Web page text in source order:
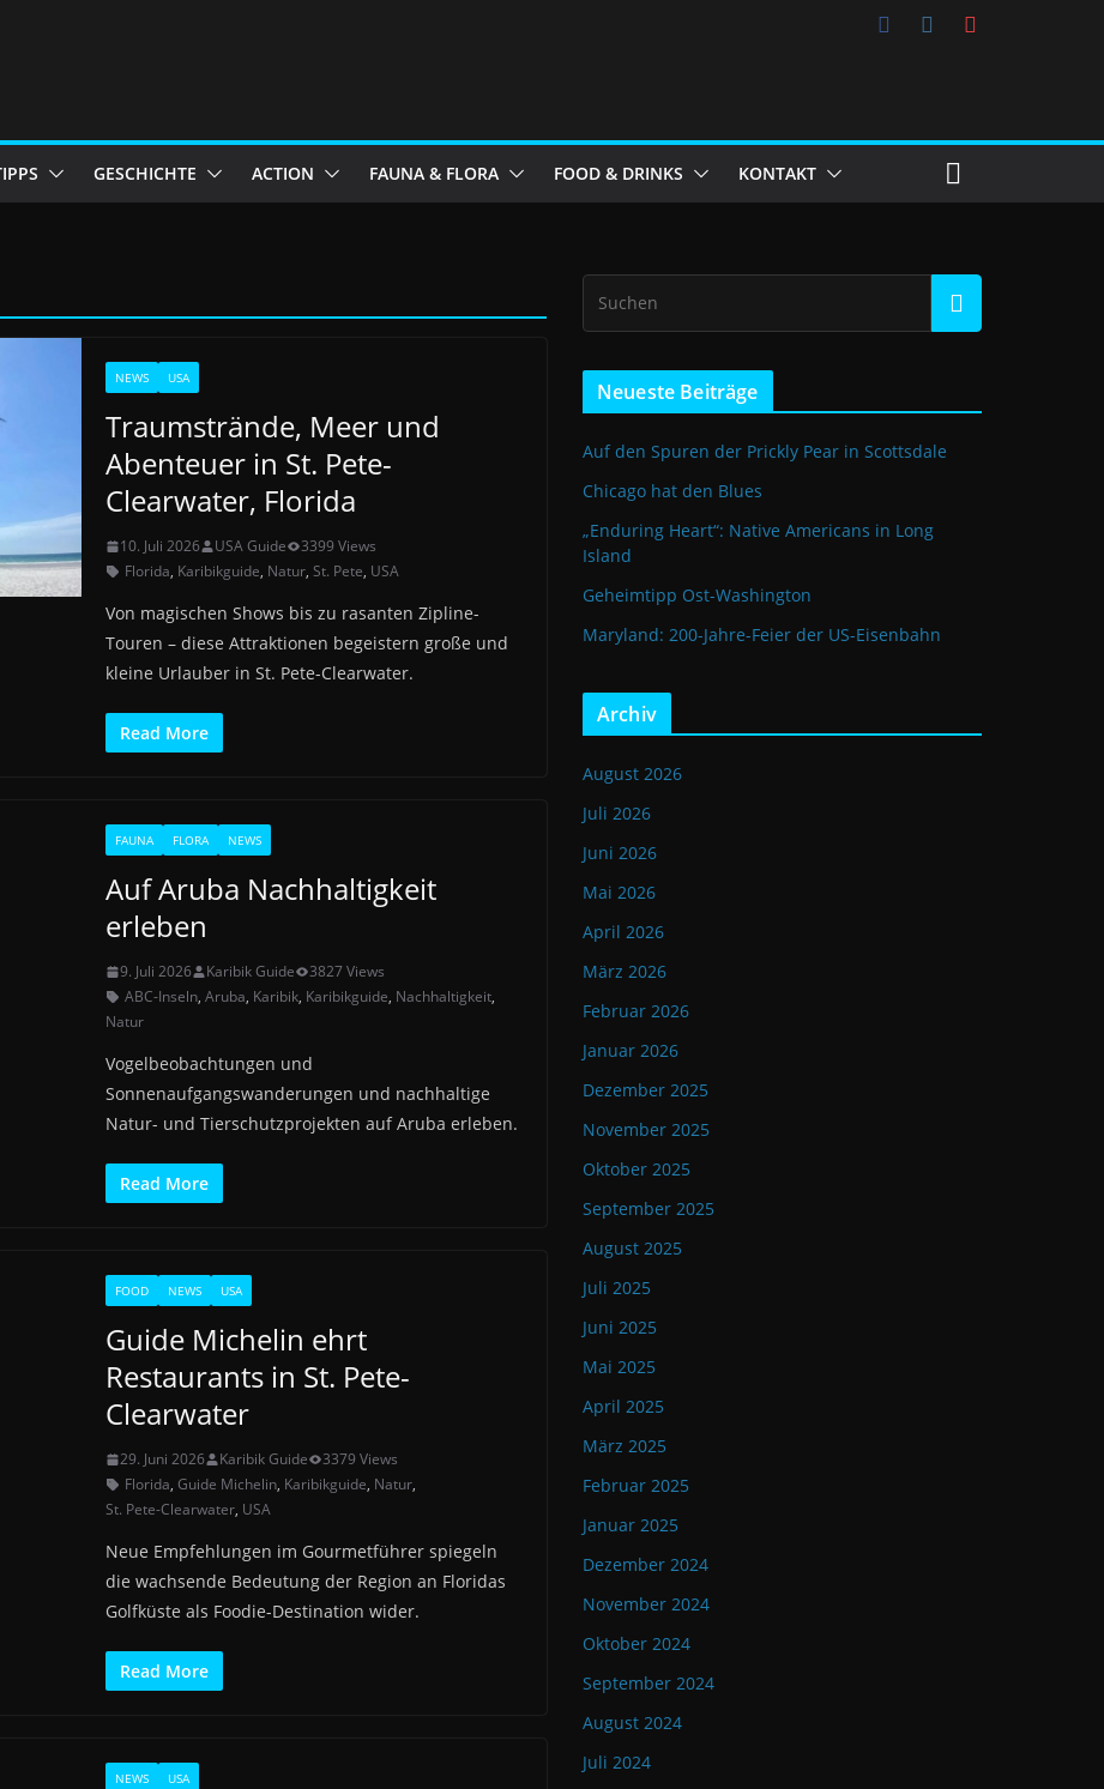
GESCHICHTE ACTION FAUNA & FLORA FOOD & DRINKS KONTAKT
NEWS USA
Traumstrände, Meer und
Abenteuer in St. Pete-
Clearwater, Florida
10. Juli 2026 USA Guide
3399 Views
Florida, Karibikguide, Natur, St. Pete, USA
Von magischen Shows bis zu rasanten Zipline-
Touren – diese Attraktionen begeistern große und
kleine Urlauber in St. Pete-Clearwater.
Read More
FAUNA FLORA NEWS
Auf Aruba Nachhaltigkeit
erleben
9. Juli 2026 Karibik Guide
3827 Views
ABC-Inseln, Aruba, Karibik, Karibikguide, Nachhaltigkeit,
Natur
Vogelbeobachtungen und
Sonnenaufgangswanderungen und nachhaltige
Natur- und Tierschutzprojekten auf Aruba erleben.
Read More
FOOD NEWS USA
Guide Michelin ehrt
Restaurants in St. Pete-
Clearwater
29. Juni 2026 Karibik Guide
3379 Views
Florida, Guide Michelin, Karibikguide, Natur,
St. Pete-Clearwater, USA
Neue Empfehlungen im Gourmetführer spiegeln
die wachsende Bedeutung der Region an Floridas
Golfküste als Foodie-Destination wider.
Read More
NEWS USA
Neueste Beiträge
Auf den Spuren der Prickly Pear in Scottsdale
Chicago hat den Blues
„Enduring Heart“: Native Americans in Long
Island
Geheimtipp Ost-Washington
Maryland: 200-Jahre-Feier der US-Eisenbahn
Archiv
August 2026
Juli 2026
Juni 2026
Mai 2026
April 2026
März 2026
Februar 2026
Januar 2026
Dezember 2025
November 2025
Oktober 2025
September 2025
August 2025
Juli 2025
Juni 2025
Mai 2025
April 2025
März 2025
Februar 2025
Januar 2025
Dezember 2024
November 2024
Oktober 2024
September 2024
August 2024
Juli 2024